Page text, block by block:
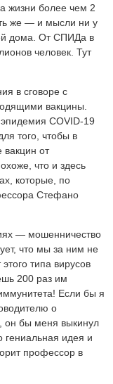
жизни более чем 2
же — и мысли ни у
дома. От СПИДа в
человек. Тут
в сговоре с
вакцины.
COVID-19
того, чтобы в
вакцин от
что и здесь
которые, по
Стефано
— мошенничество
что мы за ним не
типа вирусов
200 раз им
Если бы я
о
он бы меня выкинул
идея и
профессор в